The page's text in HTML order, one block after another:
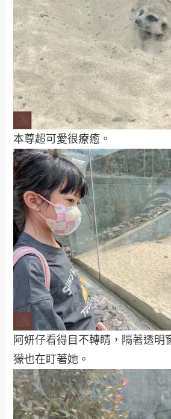
本尊超可愛很療癒。
阿妍仔看得目不轉睛，隔著透明
獴也在盯著她。